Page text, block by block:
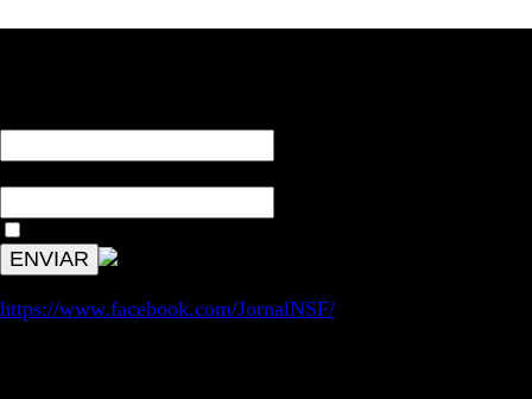
https://www.facebook.com/JornalNSF/